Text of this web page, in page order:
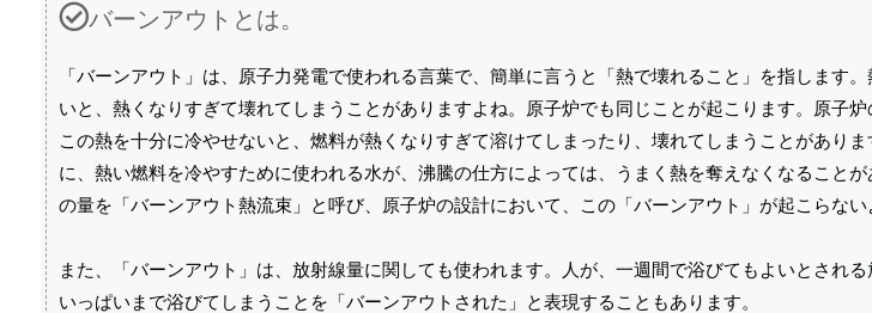
バーンアウトとは。
「バーンアウト」は、原子力発電で使われる言葉で、簡単に言うと「熱で壊れること」を指します
いと、熱くなりすぎて壊れてしまうことがありますよね。原子炉でも同じことが起こります。原子炉
この熱を十分に冷やせないと、燃料が熱くなりすぎて溶けてしまったり、壊れてしまうことがあり
に、熱い燃料を冷やすために使われる水が、沸騰の仕方によっては、うまく熱を奪えなくなること
の量を「バーンアウト熱流束」と呼び、原子炉の設計において、この「バーンアウト」が起こらない
また、「バーンアウト」は、放射線量に関しても使われます。人が、一週間で浴びてもよいとされ
いっぱいまで浴びてしまうことを「バーンアウトされた」と表現することもあります。